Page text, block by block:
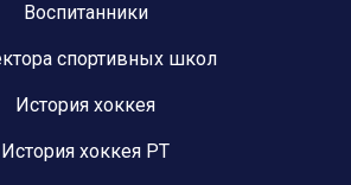
Воспитанники
спортивных школ
История хоккея
История хоккея РТ